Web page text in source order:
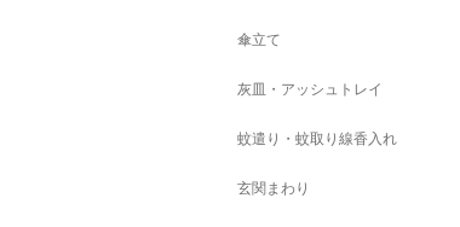
傘立て
灰皿・アッシュトレイ
蚊遣り・蚊取り線香入れ
玄関まわり